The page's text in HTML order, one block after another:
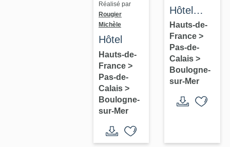
Réalisé par
Rougier
Michèle
Hôtel
Hauts-de-
France >
Pas-de-
Calais >
Boulogne-
sur-Mer
Hôtel
Chanlaire,
puis
école dite
Institution
Chanlaire,
puis
bibliothèque
Hauts-de-
France>
Pas-de-
Calais>
Boulogne-
sur-Mer